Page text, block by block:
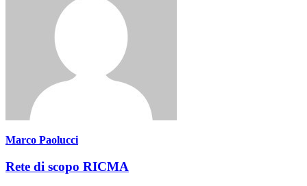
Marco Paolucci
Rete di scopo RICMA